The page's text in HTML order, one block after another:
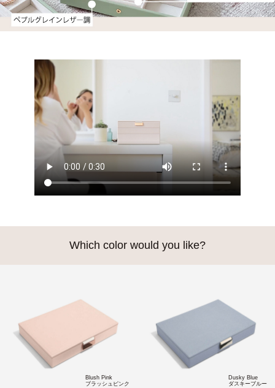
Which color would you like?
Blush Pink
ブラッシュピンク
Dusky Blue
ダスキーブルー